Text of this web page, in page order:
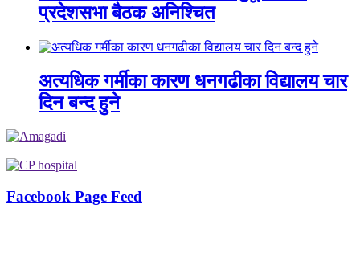
प्रदेशसभा बैठक अनिश्चित
अत्यधिक गर्मीका कारण धनगढीका विद्यालय चार
दिन बन्द हुने
Facebook Page Feed